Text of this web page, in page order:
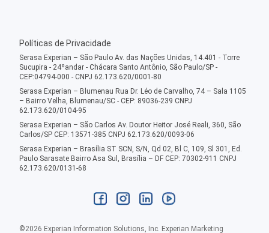
Políticas de Privacidade
Serasa Experian – São Paulo Av. das Nações Unidas, 14.401 - Torre
Sucupira - 24ºandar - Chácara Santo Antônio, São Paulo/SP -
CEP:04794-000 - CNPJ 62.173.620/0001-80
Serasa Experian – Blumenau Rua Dr. Léo de Carvalho, 74 – Sala 1105
– Bairro Velha, Blumenau/SC - CEP: 89036-239 CNPJ
62.173.620/0104-95
Serasa Experian – São Carlos Av. Doutor Heitor José Reali, 360, São
Carlos/SP CEP: 13571-385 CNPJ 62.173.620/0093-06
Serasa Experian – Brasília ST SCN, S/N, Qd 02, Bl C, 109, Sl 301, Ed.
Paulo Sarasate Bairro Asa Sul, Brasília – DF CEP: 70302-911 CNPJ
62.173.620/0131-68
©2026 Experian Information Solutions, Inc. Experian Marketing